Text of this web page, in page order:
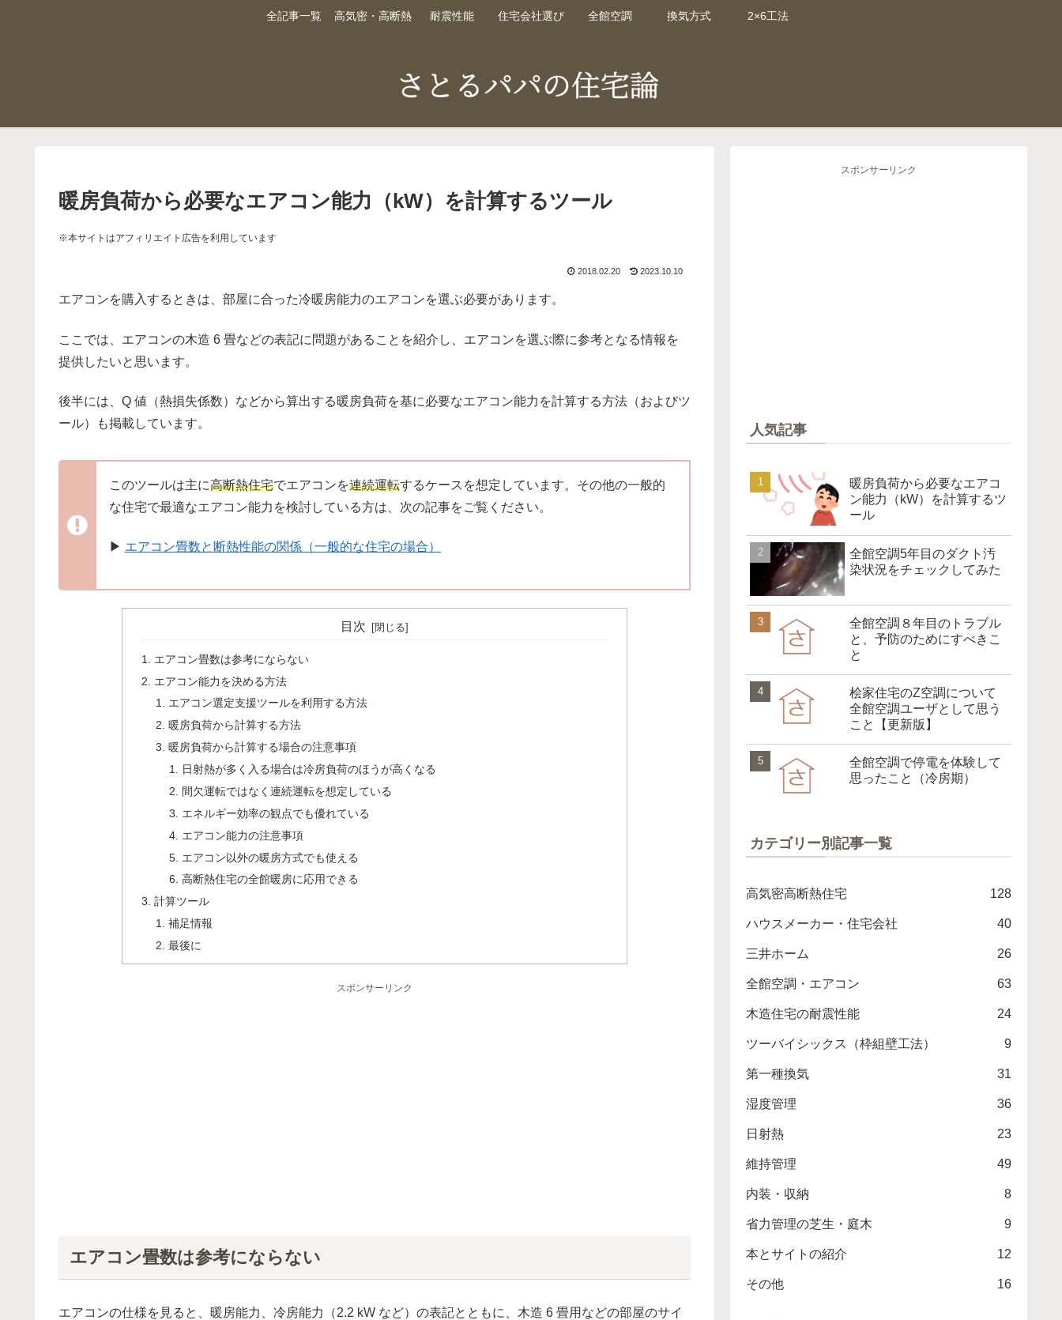
全記事一覧 高気密・高断熱 耐震性能 住宅会社選び 全館空調 換気方式 2×6工法
暖房負荷から必要なエアコン能力（kW）を計算するツール
※本サイトはアフィリエイト広告を利用しています
2018.02.20 2023.10.10
エアコンを購入するときは、部屋に合った冷暖房能力のエアコンを選ぶ必要があります。
ここでは、エアコンの木造 6 畳などの表記に問題があることを紹介し、エアコンを選ぶ際に参考となる情報を
提供したいと思います。
後半には、Q 値（熱損失係数）などから算出する暖房負荷を基に必要なエアコン能力を計算する方法（およびツ
ール）も掲載しています。
このツールは主に高断熱住宅でエアコンを連続運転するケースを想定しています。その他の一般的
な住宅で最適なエアコン能力を検討している方は、次の記事をご覧ください。
▶ エアコン畳数と断熱性能の関係（一般的な住宅の場合）
目次
エアコン畳数は参考にならない
エアコン能力を決める方法
エアコン選定支援ツールを利用する方法
暖房負荷から計算する方法
暖房負荷から計算する場合の注意事項
日射熱が多く入る場合は冷房負荷のほうが高くなる
間欠運転ではなく連続運転を想定している
エネルギー効率の観点でも優れている
エアコン能力の注意事項
エアコン以外の暖房方式でも使える
高断熱住宅の全館暖房に応用できる
計算ツール
補足情報
最後に
スポンサーリンク
エアコン畳数は参考にならない
エアコンの仕様を見ると、暖房能力、冷房能力（2.2 kW など）の表記とともに、木造 6 畳用などの部屋のサイ
スポンサーリンク
人気記事
暖房負荷から必要なエアコ
ン能力（kW）を計算するツ
ール
全館空調5年目のダクト汚
染状況をチェックしてみた
全館空調８年目のトラブル
と、予防のためにすべきこ
と
桧家住宅のZ空調について
全館空調ユーザとして思う
こと【更新版】
全館空調で停電を体験して
思ったこと（冷房期）
カテゴリー別記事一覧
高気密高断熱住宅 128
ハウスメーカー・住宅会社 40
三井ホーム 26
全館空調・エアコン 63
木造住宅の耐震性能 24
ツーバイシックス（枠組壁工法） 9
第一種換気 31
湿度管理 36
日射熱 23
維持管理 49
内装・収納 8
省力管理の芝生・庭木 9
本とサイトの紹介 12
その他 16